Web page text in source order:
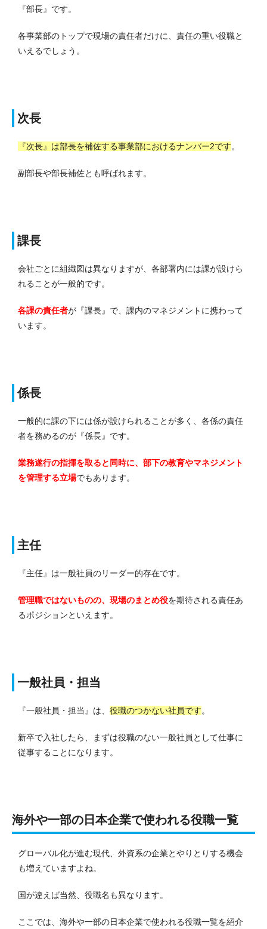
『部長』です。
各事業部のトップで現場の責任者だけに、責任の重い役職と
いえるでしょう。
次長
『次長』は部長を補佐する事業部におけるナンバー2です。
副部長や部長補佐とも呼ばれます。
課長
会社ごとに組織図は異なりますが、各部署内には課が設けら
れることが一般的です。
各課の責任者が『課長』で、課内のマネジメントに携わって
います。
係長
一般的に課の下には係が設けられることが多く、各係の責任
者を務めるのが『係長』です。
業務遂行の指揮を取ると同時に、部下の教育やマネジメント
を管理する立場でもあります。
主任
『主任』は一般社員のリーダー的存在です。
管理職ではないものの、現場のまとめ役を期待される責任あ
るポジションといえます。
一般社員・担当
『一般社員・担当』は、 役職のつかない社員です。
新卒で入社したら、まずは役職のない一般社員として仕事に
従事することになります。
海外や一部の日本企業で使われる役職一覧
グローバル化が進む現代、外資系の企業とやりとりする機会
も増えていますよね。
国が違えば当然、役職名も異なります。
ここでは、海外や一部の日本企業で使われる役職一覧を紹介